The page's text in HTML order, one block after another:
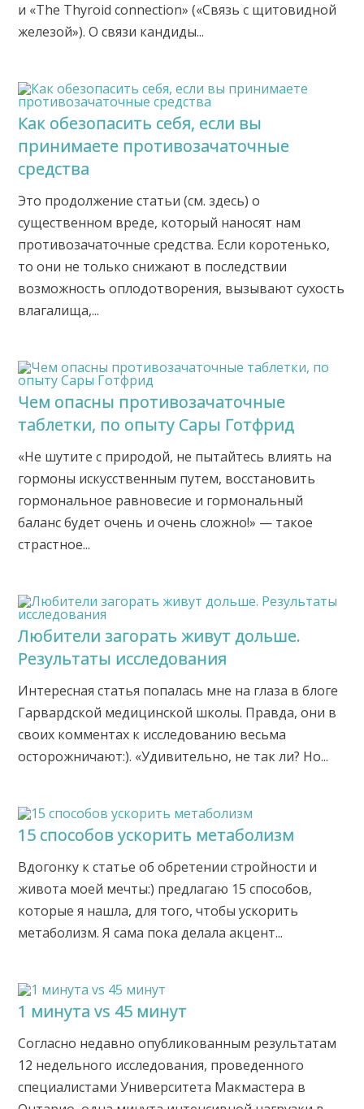
и «The Thyroid connection» («Связь с щитовидной
железой»). О связи кандиды...
Как обезопасить себя, если вы
принимаете противозачаточные
средства
Это продолжение статьи (см. здесь) о
существенном вреде, который наносят нам
противозачаточные средства. Если коротенько,
то они не только снижают в последствии
возможность оплодотворения, вызывают сухость
влагалища,...
Чем опасны противозачаточные
таблетки, по опыту Сары Готфрид
«Не шутите с природой, не пытайтесь влиять на
гормоны искусственным путем, восстановить
гормональное равновесие и гормональный
баланс будет очень и очень сложно!» — такое
страстное...
Любители загорать живут дольше.
Результаты исследования
Интересная статья попалась мне на глаза в блоге
Гарвардской медицинской школы. Правда, они в
своих комментах к исследованию весьма
осторожничают:). «Удивительно, не так ли? Но...
15 способов ускорить метаболизм
Вдогонку к статье об обретении стройности и
живота моей мечты:) предлагаю 15 способов,
которые я нашла, для того, чтобы ускорить
метаболизм. Я сама пока делала акцент...
1 минута vs 45 минут
Согласно недавно опубликованным результатам
12 недельного исследования, проведенного
специалистами Университета Макмастера в